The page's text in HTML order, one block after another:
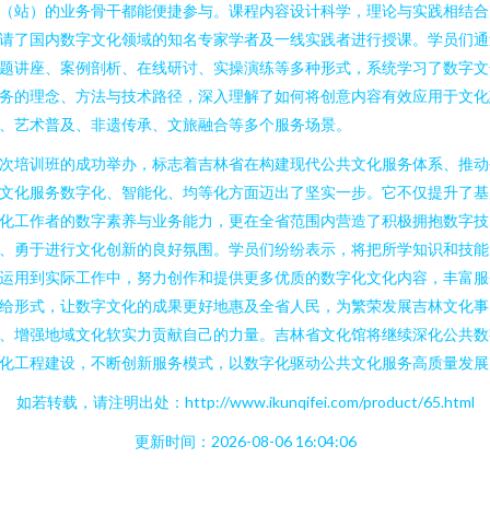
站）的业务骨干都能便捷参与。课程内容设计科学，理论与实践相结
了国内数字文化领域的知名专家学者及一线实践者进行授课。学员们
讲座、案例剖析、在线研讨、实操演练等多种形式，系统学习了数字
的理念、方法与技术路径，深入理解了如何将创意内容有效应用于文
艺术普及、非遗传承、文旅融合等多个服务场景。
培训班的成功举办，标志着吉林省在构建现代公共文化服务体系、推
化服务数字化、智能化、均等化方面迈出了坚实一步。它不仅提升了
工作者的数字素养与业务能力，更在全省范围内营造了积极拥抱数字技
勇于进行文化创新的良好氛围。学员们纷纷表示，将把所学知识和技
用到实际工作中，努力创作和提供更多优质的数字化文化内容，丰富
形式，让数字文化的成果更好地惠及全省人民，为繁荣发展吉林文化事
增强地域文化软实力贡献自己的力量。吉林省文化馆将继续深化公共
工程建设，不断创新服务模式，以数字化驱动公共文化服务高质量发
如若转载，请注明出处：http://www.ikunqifei.com/product/65.html
更新时间：2026-08-06 16:04:06